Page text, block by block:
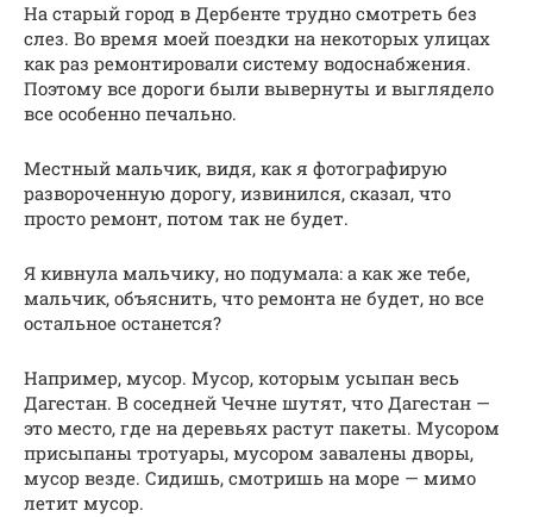
На старый город в Дербенте трудно смотреть без
слез. Во время моей поездки на некоторых улицах
как раз ремонтировали систему водоснабжения.
Поэтому все дороги были вывернуты и выглядело
все особенно печально.
Местный мальчик, видя, как я фотографирую
развороченную дорогу, извинился, сказал, что
просто ремонт, потом так не будет.
Я кивнула мальчику, но подумала: а как же тебе,
мальчик, объяснить, что ремонта не будет, но все
остальное останется?
Например, мусор. Мусор, которым усыпан весь
Дагестан. В соседней Чечне шутят, что Дагестан —
это место, где на деревьях растут пакеты. Мусором
присыпаны тротуары, мусором завалены дворы,
мусор везде. Сидишь, смотришь на море — мимо
летит мусор.